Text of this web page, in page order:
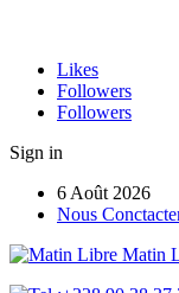
Likes
Followers
Followers
Sign in
6 Août 2026
Nous
Matin